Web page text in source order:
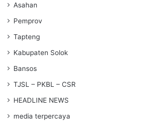
Asahan
Pemprov
Tapteng
Kabupaten Solok
Bansos
TJSL – PKBL – CSR
HEADLINE NEWS
media terpercaya